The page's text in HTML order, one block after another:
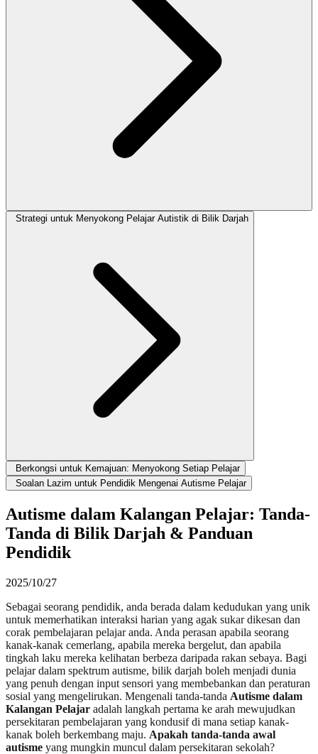
Strategi untuk Menyokong Pelajar Autistik di Bilik Darjah
Berkongsi untuk Kemajuan: Menyokong Setiap Pelajar
Soalan Lazim untuk Pendidik Mengenai Autisme Pelajar
Autisme dalam Kalangan Pelajar: Tanda-
Tanda di Bilik Darjah & Panduan
Pendidik
2025/10/27
Sebagai seorang pendidik, anda berada dalam kedudukan yang unik
untuk memerhatikan interaksi harian yang agak sukar dikesan dan
corak pembelajaran pelajar anda. Anda perasan apabila seorang
kanak-kanak cemerlang, apabila mereka bergelut, dan apabila
tingkah laku mereka kelihatan berbeza daripada rakan sebaya. Bagi
pelajar dalam spektrum autisme, bilik darjah boleh menjadi dunia
yang penuh dengan input sensori yang membebankan dan peraturan
sosial yang mengelirukan. Mengenali tanda-tanda Autisme dalam
Kalangan Pelajar adalah langkah pertama ke arah mewujudkan
persekitaran pembelajaran yang kondusif di mana setiap kanak-
kanak boleh berkembang maju. Apakah tanda-tanda awal
autisme yang mungkin muncul dalam persekitaran sekolah?